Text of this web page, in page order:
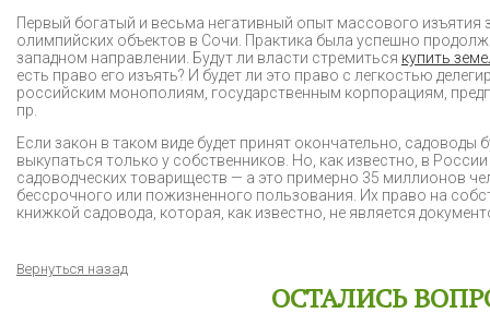
Первый богатый и весьма негативный опыт массового изъятия
олимпийских объектов в Сочи. Практика была успешно
западном направлении. Будут ли власти стремиться купить
есть право его изъять? И будет ли это право с легкостью
российским монополиям, государственным корпорациям,
пр.
Если закон в таком виде будет принят окончательно, садоводы
выкупаться только у собственников. Но, как известно, в
садоводческих товариществ — а это примерно 35 миллионов
бессрочного или пожизненного пользования. Их право на
книжкой садовода, которая, как известно, не является
Вернуться назад
ОСТАЛИСЬ